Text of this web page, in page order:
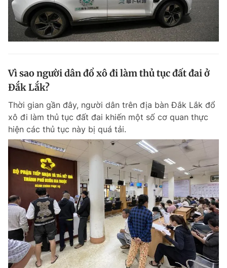
Sản phẩm khác
Tiện ích Bạn cần biết
Đọc Thanh Niên trên điện thoại
Theo dõi báo trên
Hotline
0906 645 777
Liên hệ quảng cáo
0908 780 404
Đặt báo Quảng cáo RSS Tòa soạn Chính sách bảo
Vì sao người dân đổ xô đi làm thủ tục đất đai ở
Đắk Lắk?
Thời gian gần đây, người dân trên địa bàn Đắk Lắk đổ
xô đi làm thủ tục đất đai khiến một số cơ quan thực
hiện các thủ tục này bị quá tải.